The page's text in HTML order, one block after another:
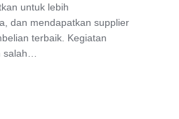
untuk lebih
dan mendapatkan supplier
terbaik. Kegiatan
salah…